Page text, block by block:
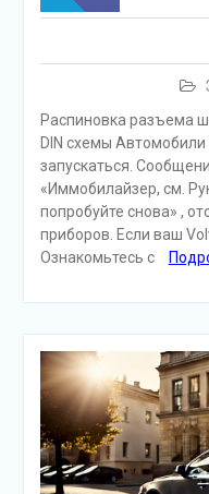
Распиновка разъема
DIN схемы Автомобили
запускаться.
«Иммобилайзер, см.
попробуйте снова» ,
приборов. Если ваш
Ознакомьтесь с